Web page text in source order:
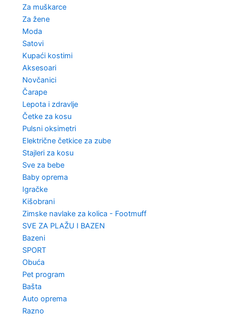
Za muškarce
Za žene
Moda
Satovi
Kupaći kostimi
Aksesoari
Novčanici
Čarape
Lepota i zdravlje
Četke za kosu
Pulsni oksimetri
Električne četkice za zube
Stajleri za kosu
Sve za bebe
Baby oprema
Igračke
Kišobrani
Zimske navlake za kolica - Footmuff
SVE ZA PLAŽU I BAZEN
Bazeni
SPORT
Obuća
Pet program
Bašta
Auto oprema
Razno